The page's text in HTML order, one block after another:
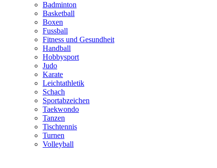
Badminton
Basketball
Boxen
Fussball
Fitness und Gesundheit
Handball
Hobbysport
Judo
Karate
Leichtathletik
Schach
Sportabzeichen
Taekwondo
Tanzen
Tischtennis
Turnen
Volleyball